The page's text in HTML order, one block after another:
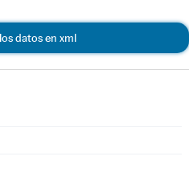
datos en xml